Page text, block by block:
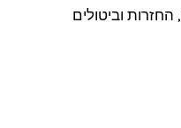
וביטולים​